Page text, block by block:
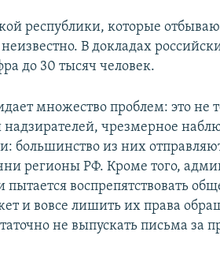
республики, которые
В докладах
до 30 тысяч человек.
множество проблем: это не
чрезмерное
большинство из них
регионы РФ. Кроме того,
воспрепятствовать
и вовсе лишить их права
не выпускать письма за